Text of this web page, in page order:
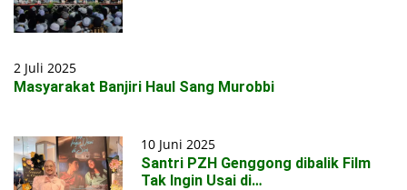
2 Juli 2025
Masyarakat Banjiri Haul Sang Murobbi
10 Juni 2025
Santri PZH Genggong dibalik Film
Tak Ingin Usai di…